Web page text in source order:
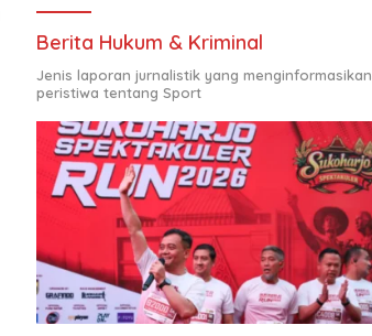
Berita Hukum & Kriminal
Jenis laporan jurnalistik yang menginformasikan
peristiwa tentang Sport